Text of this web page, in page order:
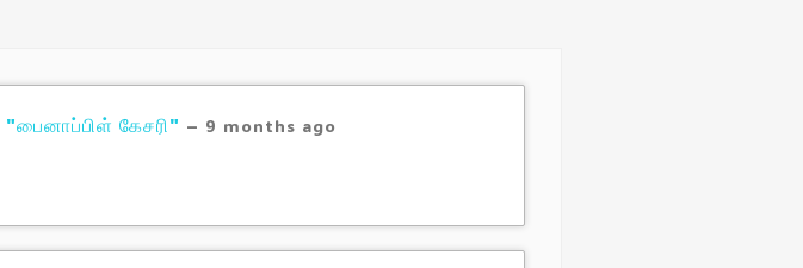
"பைனாப்பிள் கேசரி" – 9 months ago